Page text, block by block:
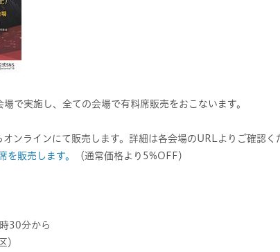
で実施し、全ての会場で有料席販売をおこないます。
ンラインにて販売します。詳細は各会場のURLよりご確認く
を販売します。
（通常価格より5%OFF）
時30分から
）